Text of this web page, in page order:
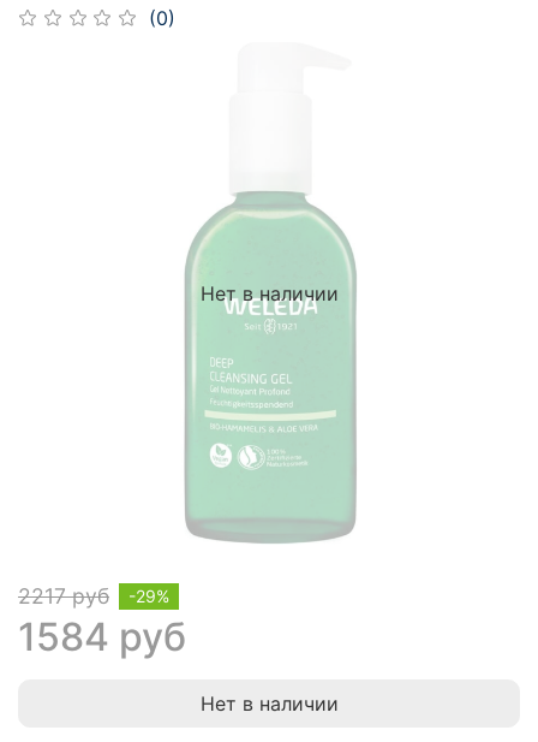
(0)
Нет в наличии
2217 руб
1584 руб
-29%
Нет в наличии